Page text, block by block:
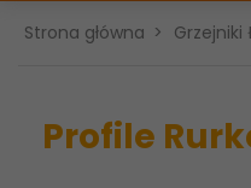
Strona główna Grzejniki
Profile